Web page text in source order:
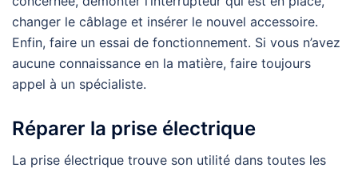
changer le câblage et insérer le nouvel accessoire.
Enfin, faire un essai de fonctionnement. Si vous n’avez
aucune connaissance en la matière, faire toujours
appel à un spécialiste.
Réparer la prise électrique
La prise électrique trouve son utilité dans toutes les